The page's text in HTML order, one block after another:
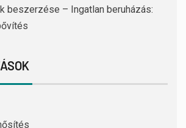
beszerzése – Ingatlan beruházás: